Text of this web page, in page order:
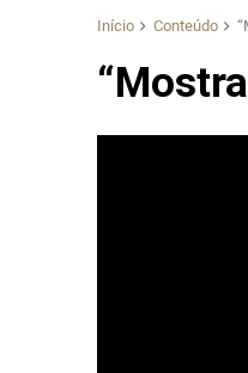
Início Conteúdo